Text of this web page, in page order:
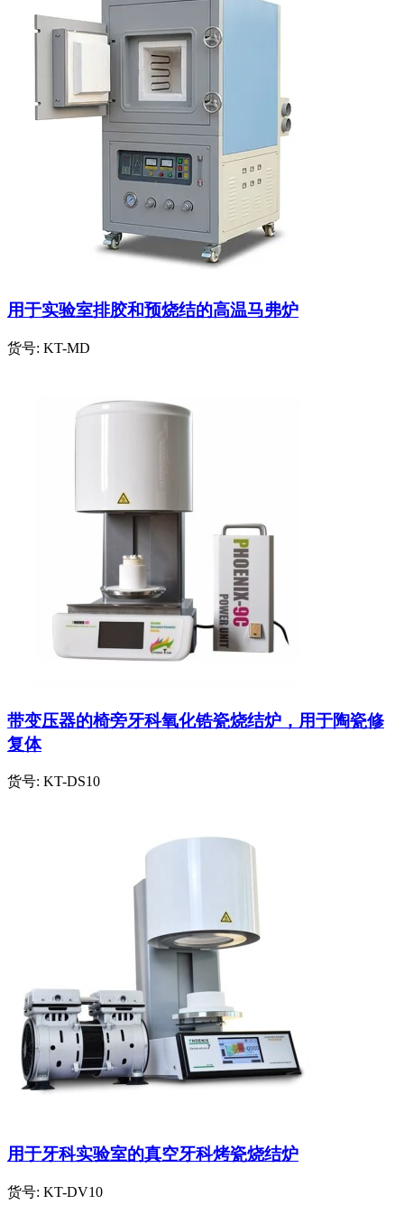
用于实验室排胶和预烧结的高温马弗炉
货号: KT-MD
带变压器的椅旁牙科氧化锆瓷烧结炉，用于陶瓷修
复体
货号: KT-DS10
用于牙科实验室的真空牙科烤瓷烧结炉
货号: KT-DV10